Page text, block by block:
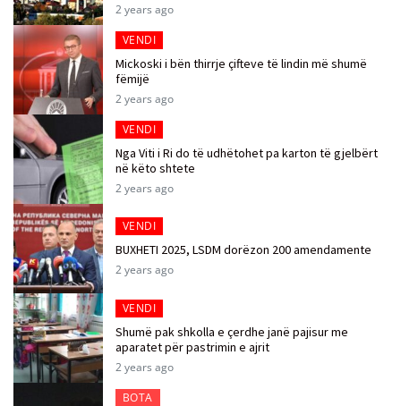
2 years ago
VENDI
Mickoski i bën thirrje çifteve të lindin më shumë
fëmijë
2 years ago
VENDI
Nga Viti i Ri do të udhëtohet pa karton të gjelbërt
në këto shtete
2 years ago
VENDI
BUXHETI 2025, LSDM dorëzon 200 amendamente
2 years ago
VENDI
Shumë pak shkolla e çerdhe janë pajisur me
aparatet për pastrimin e ajrit
2 years ago
BOTA